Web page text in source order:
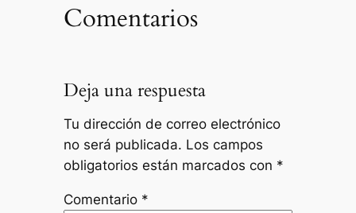
Comentarios
Deja una respuesta
Tu dirección de correo electrónico
no será publicada. Los campos
obligatorios están marcados con *
Comentario *